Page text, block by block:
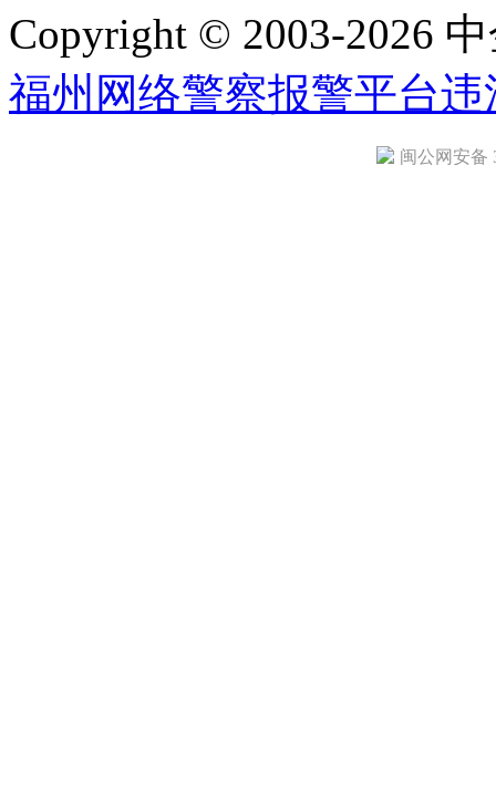
Copyright © 2003-2026
福州网络警察报警平台违
闽公网安备